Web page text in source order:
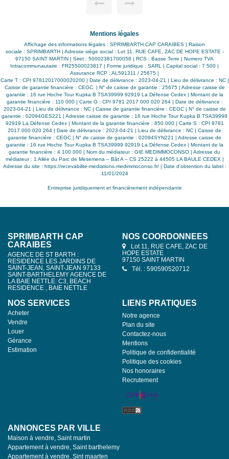
3000 euros Dépôt de garantie : 6000 euros Frais d'agence :
Mentions légales
Affichage des informations légales : SPRIMBARTH CAP CARAIBES | Raison
sociale : SPRIMBARTH | Adresse siège social : Lot 11, RUE CAFE, ZAC DE HOPE ESTATE -
97150 SAINT MARTIN | Siret : 50002381700058 | RCS : Basse Terre | Numero TVA
Intracommunautaire : FR25500023817 | Forme juridique : SARL | Capital social : 7 500 |
Assurance RCP : AL591311 / 25675 |
Carte T : CPI 97812017000020200 | Date de délivrance : 2023-04-21 | Lieu de délivrance : NC |
Caisse de garantie financière : CEGC. | N° de caisse de garantie : 25675 | Adresse caisse de
garantie : 16 rue Hoche Tour Kupka B TSA39999 92919 La Défense Cedex | Montant de la
garantie financière : 110 000 | Carte G : CPI 9781 2017 000 020 264 | Date de délivrance :
2023-04-21 | Lieu de délivrance : NC | Caisse de garantie financière : CEGC | N° de caisse de
garantie : 02094GES221 | Adresse caisse de garantie : 16 rue Hoche Tour Kupka B TSA39999
92919 La Défense Cedex | Montant de la garantie financière : 850 000 | Carte S : CPI 9781
2017 000 020 264 | Date de délivrance : 2023-04-21 | Lieu de délivrance : NC | Caisse de
garantie financière : CEGC | N° de caisse de garantie : 02094SYN221 | Adresse caisse de
garantie : 16 rue Hoche Tour Kupka B TSA39999 92919 La Défense Cedex | Montant de la
garantie financière : 4 100 000 | Nom du médiateur : GIE MEDIMMOCONSO | Adresse du
médiateur : 1 Allée du Parc de Mesemena – Bât A – CS 25222 à 44505 LA BAULE CEDEX |
Adresse du site : https://recevabilite-mediations.medimmoconso.fr/| Date d'obtention du label :
11/01/2024
Entreprise juridiquement et financièrement indépendante
SPRIMBARTH CAP
CARAIBES
AGENCE DE ST BARTH :
RESIDENCE LES JARDINS DE
SAINT-JEAN, SAINT-JEAN 97133
SAINT-BARTHELEMY AGENCE DE
LA BAIE NETTLE: C3, BEACH
RESIDENCE , BAIE NETTLE
NOS COORDONNÉES
Lot 11, RUE CAFE, ZAC DE
HOPE ESTATE
97150 SAINT MARTIN
Tél. : 590590520712
NOS SERVICES
Acheter
Vendre
Louer
Gérance
Estimation
LIENS PRATIQUES
Notre agence
Plan du site
Contactez-nous
Mentions
Politique de confidentialité
Politique des cookies
Nos honoraires
Recrutement
ANNONCES PAR VILLE
Maison à vendre, Saint martin
Appartement à vendre, Saint barthelemy
Appartement à vendre, Sint maarten